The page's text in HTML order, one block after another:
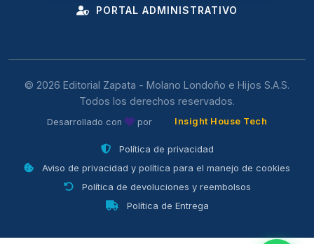
PORTAL ADMINISTRATIVO
© 2026 Editorial Zapata - Molano Londoño e Hijos S.A.S.
Todos los derechos reservados.
Desarrollado con por Insight House Tech
Política de privacidad
Aviso de privacidad y política para el manejo de cookies
Política de devoluciones y reembolsos
Política de Entrega